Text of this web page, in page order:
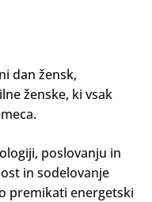
dan žensk,
ženske, ki vsak
poslovanju in
in sodelovanje
premikati energetski